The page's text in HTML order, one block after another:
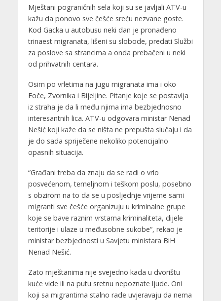
Mještani pograničnih sela koji su se javljali ATV-u
kažu da ponovo sve češće sreću nezvane goste.
Kod Gacka u autobusu neki dan je pronađeno
trinaest migranata, lišeni su slobode, predati Službi
za poslove sa strancima a onda prebačeni u neki
od prihvatnih centara.
Osim po vrletima na jugu migranata ima i oko
Foče, Zvornika i Bijeljine. Pitanje koje se postavlja
iz straha je da li među njima ima bezbjednosno
interesantnih lica. ATV-u odgovara ministar Nenad
Nešić koji kaže da se ništa ne prepušta slučaju i da
je do sada spriječene nekoliko potencijalno
opasnih situacija.
“Građani treba da znaju da se radi o vrlo
posvećenom, temeljnom i teškom poslu, posebno
s obzirom na to da se u posljednje vrijeme sami
migranti sve češće organizuju u kriminalne grupe
koje se bave raznim vrstama kriminaliteta, dijele
teritorije i ulaze u međusobne sukobe“, rekao je
ministar bezbjednosti u Savjetu ministara BiH
Nenad Nešić.
Zato mještanima nije svejedno kada u dvorištu
kuće vide ili na putu sretnu nepoznate ljude. Oni
koji sa migrantima stalno rade uvjeravaju da nema